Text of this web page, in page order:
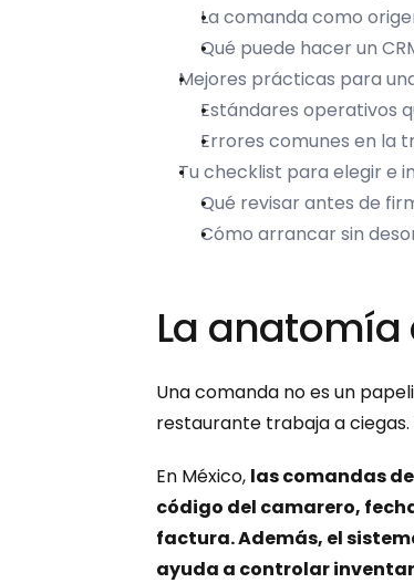
La comanda como
Qué puede hacer un
Mejores prácticas para
Estándares operativos
Errores comunes en la
Tu checklist para elegir e
Qué revisar antes de
Cómo arrancar sin
La
Una comanda no es un
restaurante trabaja a
En México, las comandas
código del camarero,
factura. Además, el
ayuda a controlar